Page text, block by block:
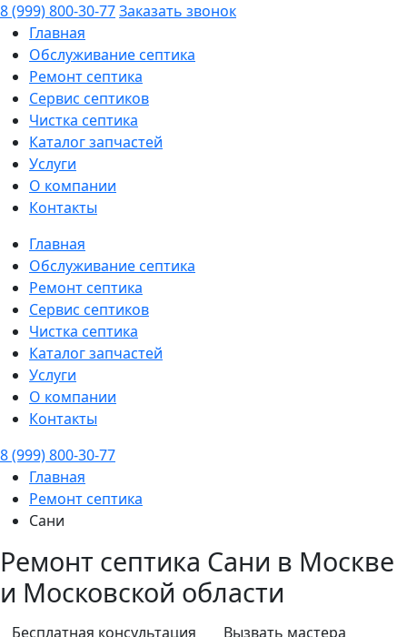
8 (999) 800-30-77Заказать звонок
Главная
Обслуживание септика
Ремонт септика
Сервис септиков
Чистка септика
Каталог запчастей
Услуги
О компании
Контакты
Главная
Обслуживание септика
Ремонт септика
Сервис септиков
Чистка септика
Каталог запчастей
Услуги
О компании
Контакты
8 (999) 800-30-77
Главная
Ремонт септика
Сани
Ремонт септика Сани в Москве
и Московской области
Бесплатная консультация
Вызвать мастера